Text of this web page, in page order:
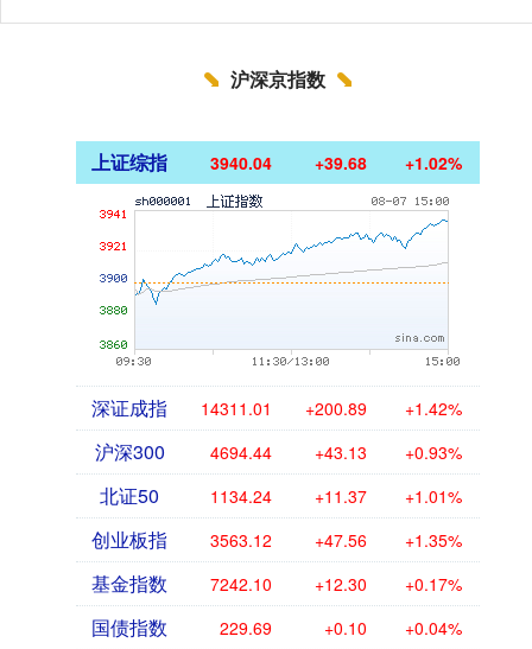
沪深京指数
上证综指 3940.04 +39.68 +1.02%
深证成指 14311.01 +200.89 +1.42%
沪深300 4694.44 +43.13 +0.93%
北证50 1134.24 +11.37 +1.01%
创业板指 3563.12 +47.56 +1.35%
基金指数 7242.10 +12.30 +0.17%
国债指数 229.69 +0.10 +0.04%